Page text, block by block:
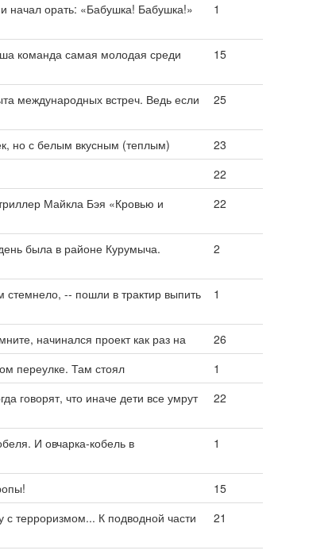
начал орать: «Бабушка! Бабушка!»
1
команда самая молодая среди
15
международных встреч. Ведь если
25
но с белым вкусным (теплым)
23
22
Майкла Бэя «Кровью и
22
была в районе Курумыча.
2
-- пошли в трактир выпить
1
начинался проект как раз на
26
переулке. Там стоял
1
говорят, что иначе дети все умрут
22
И овчарка-кобель в
1
15
с терроризмом... К подводной части
21